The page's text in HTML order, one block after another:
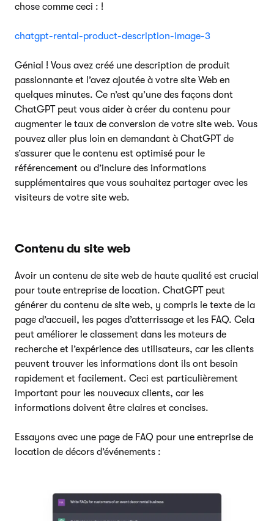
chose comme ceci : !
chatgpt-rental-product-description-image-3
Génial ! Vous avez créé une description de produit
passionnante et l’avez ajoutée à votre site Web en
quelques minutes. Ce n’est qu’une des façons dont
ChatGPT peut vous aider à créer du contenu pour
augmenter le taux de conversion de votre site web. Vous
pouvez aller plus loin en demandant à ChatGPT de
s’assurer que le contenu est optimisé pour le
référencement ou d’inclure des informations
supplémentaires que vous souhaitez partager avec les
visiteurs de votre site web.
Contenu du site web
Avoir un contenu de site web de haute qualité est crucial
pour toute entreprise de location. ChatGPT peut
générer du contenu de site web, y compris le texte de la
page d’accueil, les pages d’atterrissage et les FAQ. Cela
peut améliorer le classement dans les moteurs de
recherche et l’expérience des utilisateurs, car les clients
peuvent trouver les informations dont ils ont besoin
rapidement et facilement. Ceci est particulièrement
important pour les nouveaux clients, car les
informations doivent être claires et concises.
Essayons avec une page de FAQ pour une entreprise de
location de décors d’événements :